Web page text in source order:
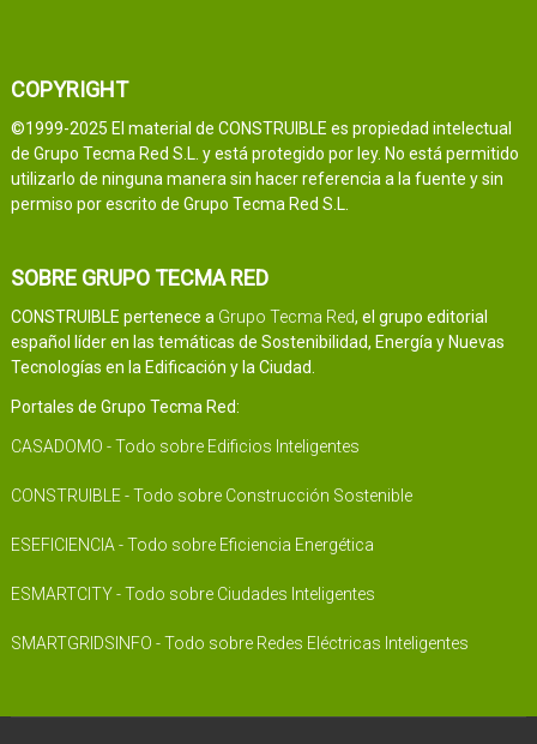
COPYRIGHT
©1999-2025 El material de CONSTRUIBLE es propiedad intelectual
de Grupo Tecma Red S.L. y está protegido por ley. No está permitido
utilizarlo de ninguna manera sin hacer referencia a la fuente y sin
permiso por escrito de Grupo Tecma Red S.L.
SOBRE GRUPO TECMA RED
CONSTRUIBLE pertenece a Grupo Tecma Red, el grupo editorial
español líder en las temáticas de Sostenibilidad, Energía y Nuevas
Tecnologías en la Edificación y la Ciudad.
Portales de Grupo Tecma Red:
CASADOMO - Todo sobre Edificios Inteligentes
CONSTRUIBLE - Todo sobre Construcción Sostenible
ESEFICIENCIA - Todo sobre Eficiencia Energética
ESMARTCITY - Todo sobre Ciudades Inteligentes
SMARTGRIDSINFO - Todo sobre Redes Eléctricas Inteligentes